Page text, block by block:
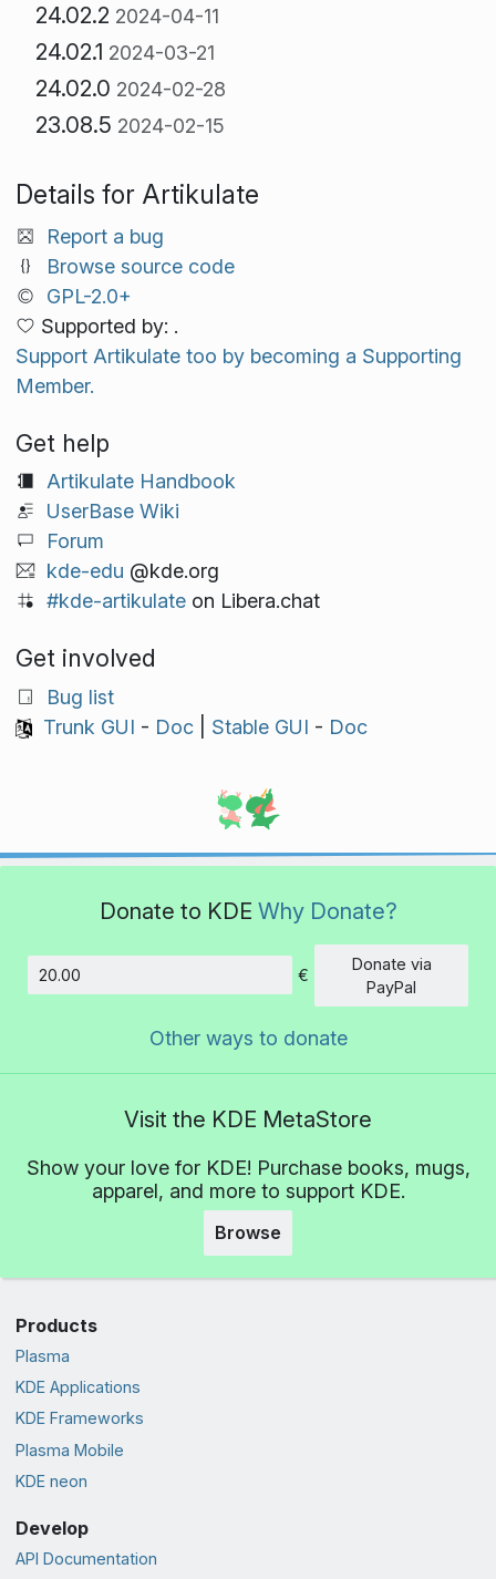
24.02.2 2024-04-11
24.02.1 2024-03-21
24.02.0 2024-02-28
23.08.5 2024-02-15
Details for Artikulate
Report a bug
Browse source code
GPL-2.0+
Supported by: .
Support Artikulate too by becoming a Supporting
Member.
Get help
Artikulate Handbook
UserBase Wiki
Forum
kde-edu @kde.org
#kde-artikulateon Libera.chat
Get involved
Bug list
Trunk GUI - Doc| Stable GUI - Doc
Donate to KDE Why Donate?
Amount
€
Donate via
PayPal
Other ways to donate
Visit the KDE MetaStore
Show your love for KDE! Purchase books, mugs,
apparel, and more to support KDE.
Browse
Products
Plasma
KDE Applications
KDE Frameworks
Plasma Mobile
KDE neon
Develop
API Documentation